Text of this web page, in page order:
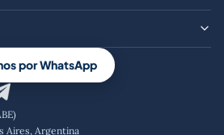
por WhatsApp
Aires, Argentina